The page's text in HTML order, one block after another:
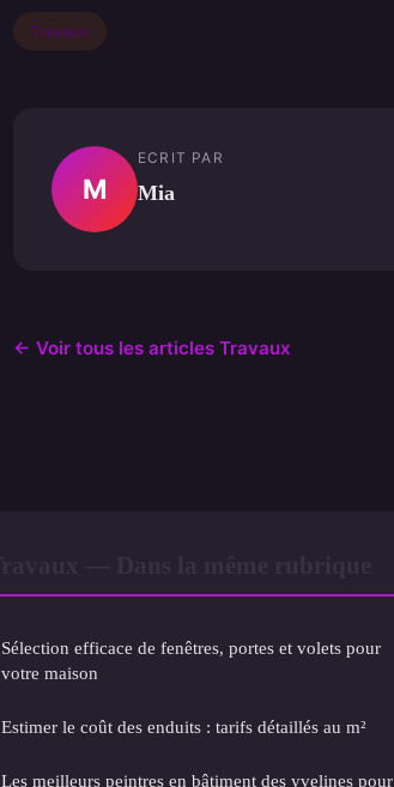
Travaux
M
ECRIT PAR
Mia
← Voir tous les articles Travaux
Sélection efficace de fenêtres, portes et volets pour
votre maison
Estimer le coût des enduits : tarifs détaillés au m²
Les meilleurs peintres en bâtiment des yvelines pour